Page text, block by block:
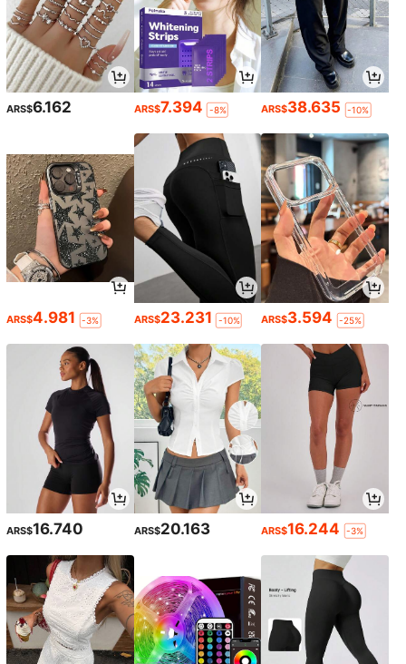
ARS$6.162 ARS$7.394 -8% ARS$38.635 -10%
ARS$4.981 -3% ARS$23.231 -10% ARS$3.594 -25%
ARS$16.740 ARS$20.163 ARS$16.244 -3%